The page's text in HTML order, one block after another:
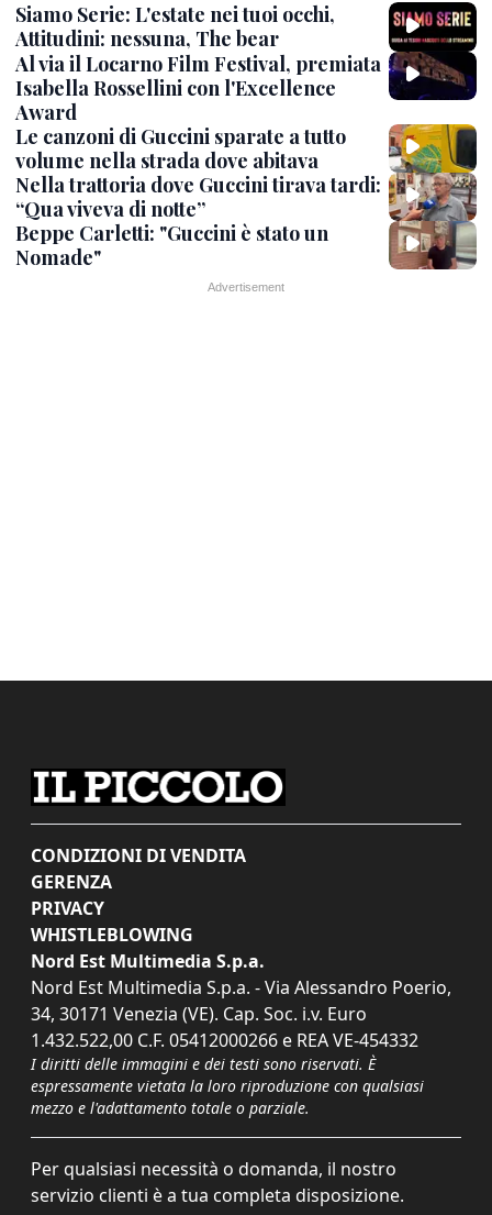
Siamo Serie: L'estate nei tuoi occhi,
Attitudini: nessuna, The bear
Al via il Locarno Film Festival, premiata
Isabella Rossellini con l'Excellence
Award
Le canzoni di Guccini sparate a tutto
volume nella strada dove abitava
Nella trattoria dove Guccini tirava tardi:
“Qua viveva di notte”
Beppe Carletti: "Guccini è stato un
Nomade"
CONDIZIONI DI VENDITA
GERENZA
PRIVACY
WHISTLEBLOWING
Nord Est Multimedia S.p.a.
Nord Est Multimedia S.p.a. - Via Alessandro Poerio,
34, 30171 Venezia (VE). Cap. Soc. i.v. Euro
1.432.522,00 C.F. 05412000266 e REA VE-454332
I diritti delle immagini e dei testi sono riservati. È
espressamente vietata la loro riproduzione con qualsiasi
mezzo e l'adattamento totale o parziale.
Per qualsiasi necessità o domanda, il nostro
servizio clienti è a tua completa disposizione.